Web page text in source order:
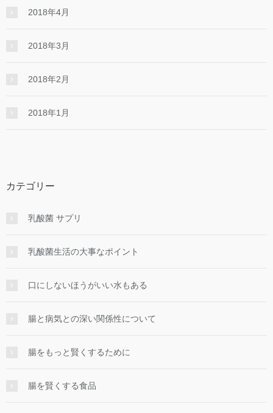
2018年4月
2018年3月
2018年2月
2018年1月
カテゴリー
乳酸菌 サプリ
乳酸菌生活の大事なポイント
口にしないほうがいい水もある
腸と病気との深い関係性について
腸をもっと賢くするために
腸を賢くする食品